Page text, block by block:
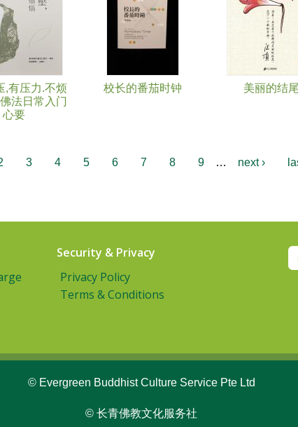
,有压力.不烦
法日常入门
心要
校长的番茄时钟 美丽的结
3 4 5 6 7 8 9 … next ›
Security & Privacy
Privacy Policy
Terms & Conditions
© Evergreen Buddhist Culture Service Pte Ltd
© 长青佛教文化服务社